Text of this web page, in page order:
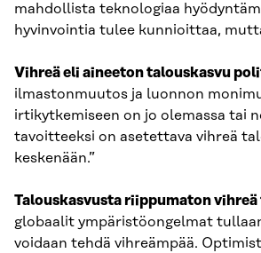
mahdollista teknologiaa
hyvinvointia tulee kunnioittaa,
Vihreä eli aineeton talouskasvu
ilmastonmuutos ja luonnon
irtikytkemiseen on jo olemassa tai
tavoitteeksi on asetettava vihreä
keskenään.”
Talouskasvusta riippumaton vihreä
globaalit ympäristöongelmat
voidaan tehdä vihreämpää.